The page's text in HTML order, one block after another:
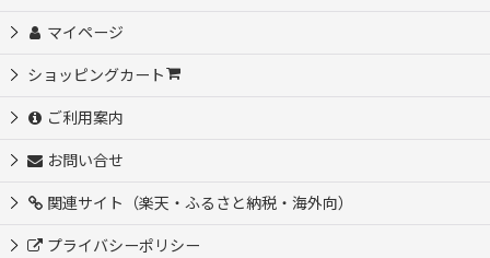
マイページ
ショッピングカート
ご利用案内
お問い合せ
関連サイト（楽天・ふるさと納税・海外向）
プライバシーポリシー